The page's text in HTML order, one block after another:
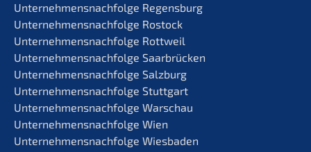
Unternehmens­nachfolge Regensburg
Unternehmens­nachfolge Rostock
Unternehmens­nachfolge Rottweil
Unternehmens­nachfolge Saarbrücken
Unternehmens­nachfolge Salzburg
Unternehmens­nachfolge Stuttgart
Unternehmens­nachfolge Warschau
Unternehmens­nachfolge Wien
Unternehmens­nachfolge Wiesbaden